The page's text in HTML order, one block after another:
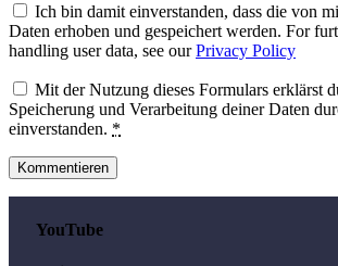
Ich bin damit einverstanden, dass die von
Daten erhoben und gespeichert werden. For
handling user data, see ourPrivacy Policy
Mit der Nutzung dieses Formulars erklärst
Speicherung und Verarbeitung deiner Daten
einverstanden. *
YouTube